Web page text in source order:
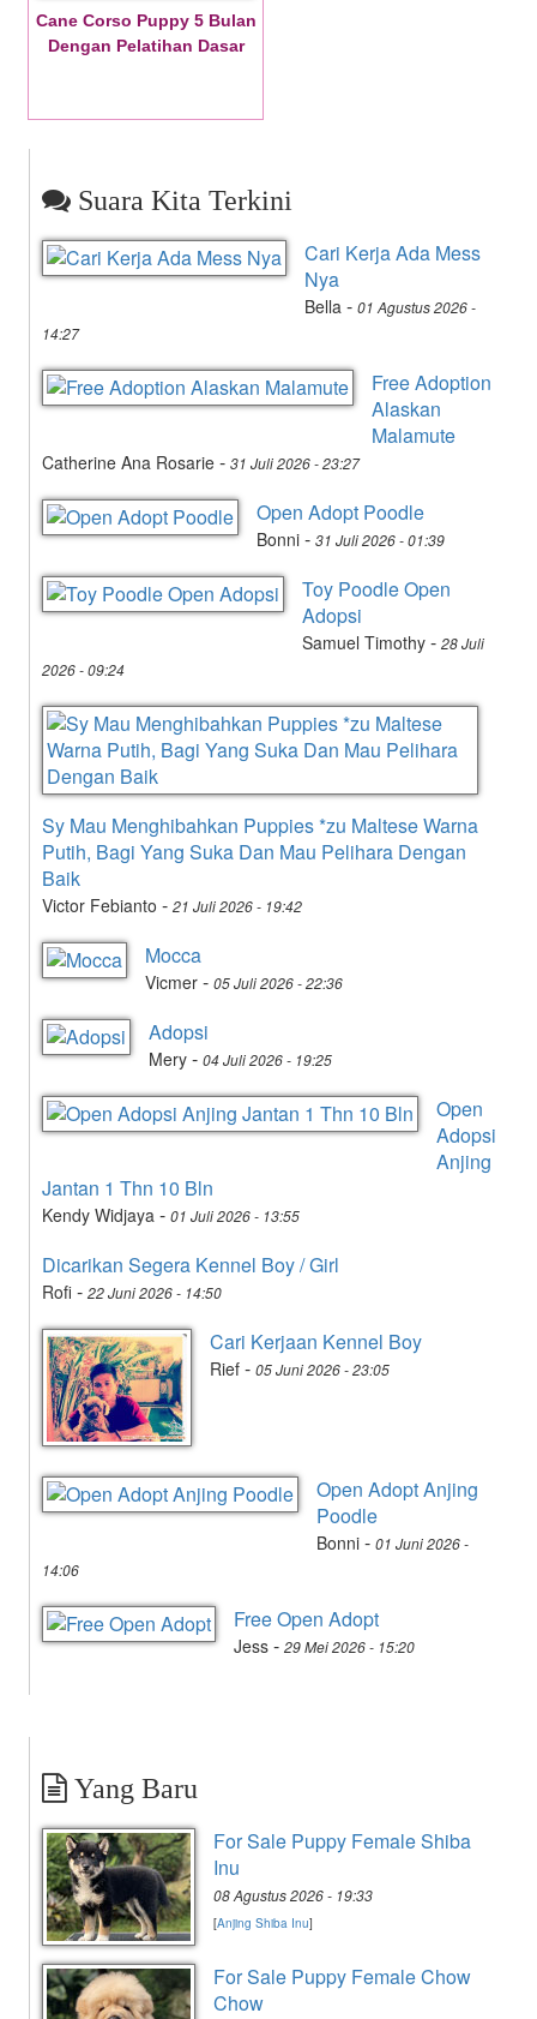
Cane Corso Puppy 5 Bulan
Dengan Pelatihan Dasar
Suara Kita Terkini
Cari Kerja Ada Mess
Nya
Bella - 01 Agustus 2026 -
14:27
Free Adoption
Alaskan
Malamute
Catherine Ana Rosarie - 31 Juli 2026 - 23:27
Open Adopt Poodle
Bonni - 31 Juli 2026 - 01:39
Toy Poodle Open
Adopsi
Samuel Timothy - 28 Juli
2026 - 09:24
Sy Mau Menghibahkan Puppies *zu Maltese Warna
Putih, Bagi Yang Suka Dan Mau Pelihara Dengan
Baik
Victor Febianto - 21 Juli 2026 - 19:42
Mocca
Vicmer - 05 Juli 2026 - 22:36
Adopsi
Mery - 04 Juli 2026 - 19:25
Open
Adopsi
Anjing
Jantan 1 Thn 10 Bln
Kendy Widjaya - 01 Juli 2026 - 13:55
Dicarikan Segera Kennel Boy / Girl
Rofi - 22 Juni 2026 - 14:50
Cari Kerjaan Kennel Boy
Rief - 05 Juni 2026 - 23:05
Open Adopt Anjing
Poodle
Bonni - 01 Juni 2026 -
14:06
Free Open Adopt
Jess - 29 Mei 2026 - 15:20
Yang Baru
For Sale Puppy Female Shiba
Inu
08 Agustus 2026 - 19:33
[Anjing Shiba Inu]
For Sale Puppy Female Chow
Chow